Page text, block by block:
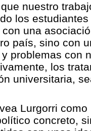
nuestro
los
una
país, sino con
problemas con
los
universitaria,
Lurgorri
concreto,